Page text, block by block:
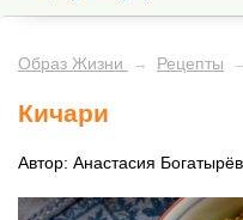
Образ Жизни → Рецепты
Кичари
Автор: Анастасия